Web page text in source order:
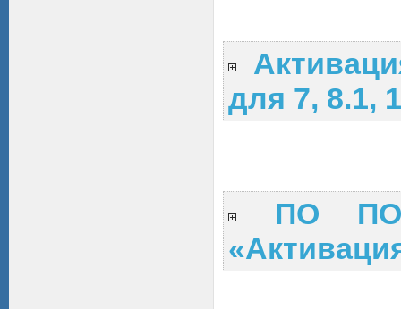
для 7, 8.1,
ПО